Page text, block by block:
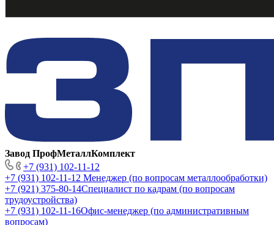
Завод ПрофМеталлКомплект
+7 (931) 102-11-12
+7 (931) 102-11-12 Менеджер (по вопросам металлообработки)
+7 (921) 375-80-14Специалист по кадрам (по вопросам
трудоустройства)
+7 (931) 102-11-16Офис-менеджер (по административным
вопросам)